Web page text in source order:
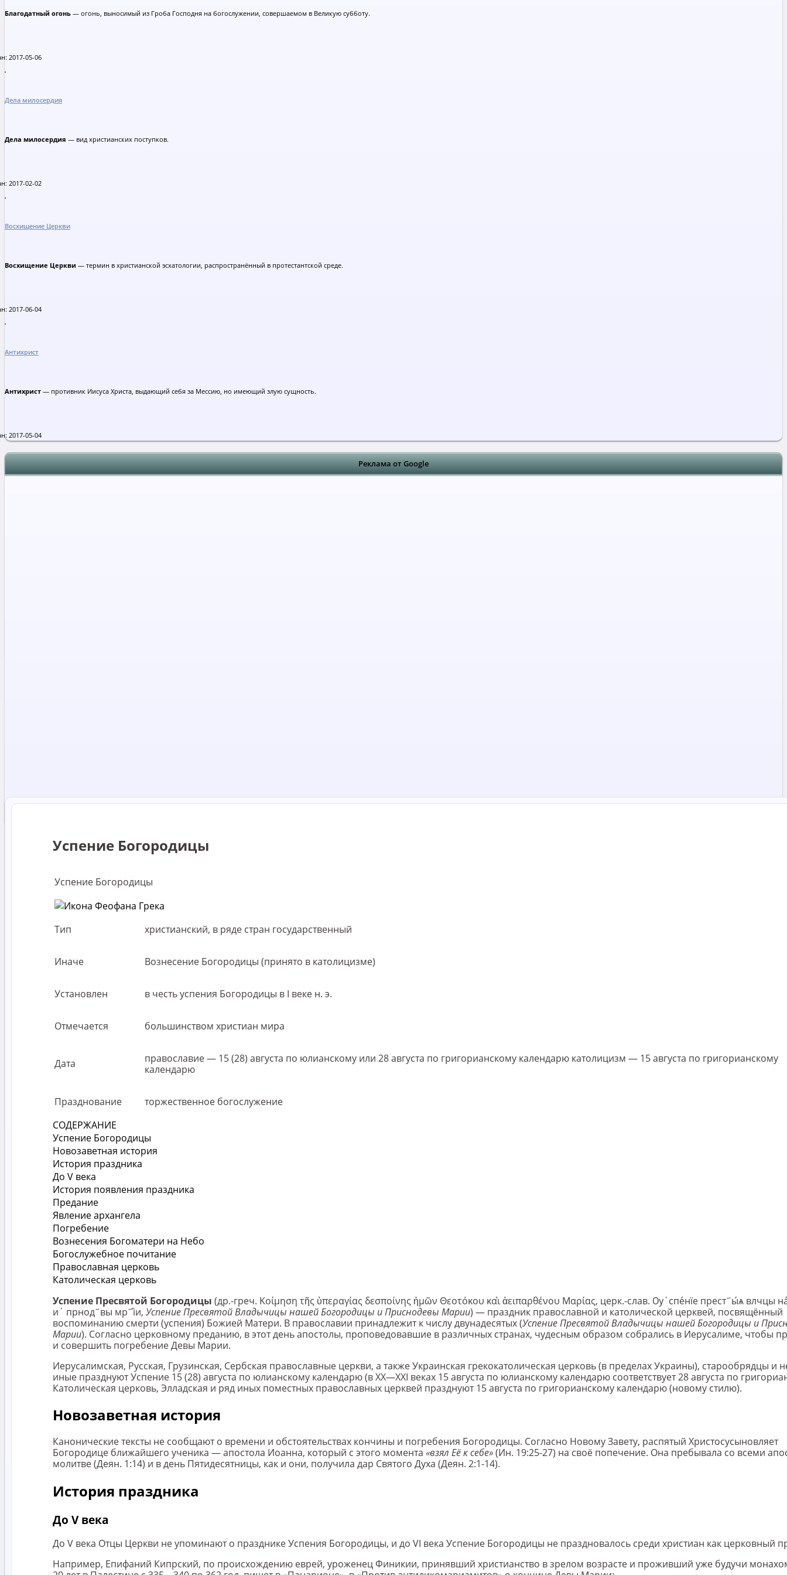
Благодатный огонь — огонь, выносимый из Гроба Господня на богослужении, совершаемом в Великую субботу.
2017-05-06
Дела милосердия
Дела милосердия — вид христианских поступков.
2017-02-02
Восхищение Церкви
Восхищение Церкви — термин в христианской эсхатологии, распространённый в протестантской среде.
2017-06-04
Антихрист
Антихрист — противник Иисуса Христа, выдающий себя за Мессию, но имеющий злую сущность.
2017-05-04
Реклама от Google
Успение Богородицы
Успение Богородицы
Тип христианский, в ряде стран государственный
Иначе Вознесение Богородицы (принято в католицизме)
Установлен в честь успения Богородицы в I веке н. э.
Отмечается большинством христиан мира
Дата
православие — 15 (28) августа по юлианскому или 28 августа по григорианскому календарю католицизм — 15 августа по григорианскому
календарю
Празднование
торжественное богослужение
СОДЕРЖАНИЕ
Успение Богородицы
Новозаветная история
История праздника
До V века
История появления праздника
Предание
Явление архангела
Погребение
Вознесения Богоматери на Небо
Богослужебное почитание
Православная церковь
Католическая церковь
Успение Пресвятой Богородицы (др.-греч. Κοίμηση τῆς ὑπεραγίας δεσποίνης ἡμῶν Θεοτόκου καὶ ἀειπαρθένου Μαρίας, церк.-слав. Ѹ҆спе́нїе прест҃ы́ѧ влчцы
и҆ прнод҃вы мр҃і́и, Успение Пресвятой Владычицы нашей Богородицы и Приснодевы Марии) — праздник православной и католической церквей, посвящённый
воспоминанию смерти (успения) Божией Матери. В православии принадлежит к числу двунадесятых (Успение Пресвятой Владычицы нашей Богородицы и
Марии). Согласно церковному преданию, в этот день апостолы, проповедовавшие в различных странах, чудесным образом собрались в Иерусалиме, чтобы
и совершить погребение Девы Марии.
Иерусалимская, Русская, Грузинская, Сербская православные церкви, а также Украинская грекокатолическая церковь (в пределах Украины), старообрядцы и
иные празднуют Успение 15 (28) августа по юлианскому календарю (в XX—XXI веках 15 августа по юлианскому календарю соответствует 28 августа по
Католическая церковь, Элладская и ряд иных поместных православных церквей празднуют 15 августа по григорианскому календарю (новому стилю).
Новозаветная история
Канонические тексты не сообщают о времени и обстоятельствах кончины и погребения Богородицы. Согласно Новому Завету, распятый Христосусыновляет
Богородице ближайшего ученика — апостола Иоанна, который с этого момента «взял Её к себе»(Ин. 19:25-27) на своё попечение. Она пребывала со всеми
молитве (Деян. 1:14) и в день Пятидесятницы, как и они, получила дар Святого Духа (Деян. 2:1-14).
История праздника
До V века
До V века Отцы Церкви не упоминают о празднике Успения Богородицы, и до VI века Успение Богородицы не праздновалось среди христиан как церковный
Например, Епифаний Кипрский, по происхождению еврей, уроженец Финикии, принявший христианство в зрелом возрасте и проживший уже будучи